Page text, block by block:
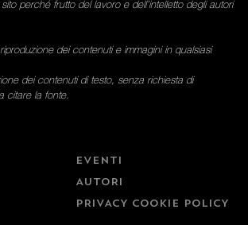
perché frutto del lavoro e dell’intelletto degli autori
dei contenuti e immagini in qualsiasi
dei contenuti di testo, senza richiesta di
citare la fonte.
EVENTI
AUTORI
PRIVACY COOKIE POLICY